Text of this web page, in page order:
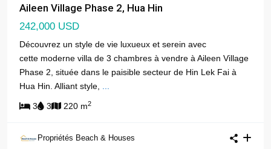
Aileen Village Phase 2, Hua Hin
242,000 USD
Découvrez un style de vie luxueux et serein avec
cette moderne villa de 3 chambres à vendre à Aileen Village
Phase 2, située dans le paisible secteur de Hin Lek Fai à
Hua Hin. Alliant style, ...
3 3 220 m2
Propriétés Beach & Houses